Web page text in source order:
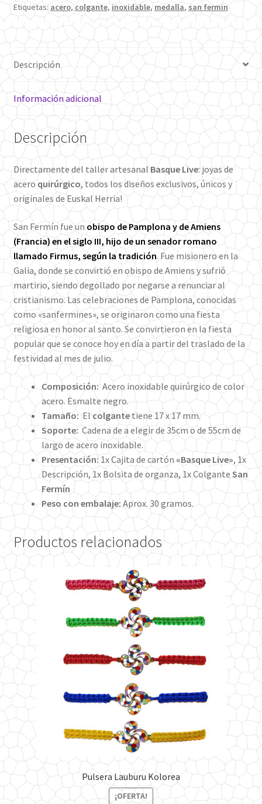
Etiquetas: acero,colgante, inoxidable, medalla, san fermin
Descripción
Información adicional
Descripción
Directamente del taller artesanal Basque Live: joyas de
acero quirúrgico, todos los diseños exclusivos, únicos y
originales de Euskal Herria!
San Fermín fue un obispo de Pamplona y de Amiens
(Francia) en el siglo III, hijo de un senador romano
llamado Firmus, según la tradición. Fue misionero en la
Galia, donde se convirtió en obispo de Amiens y sufrió
martirio, siendo degollado por negarse a renunciar al
cristianismo.Las celebraciones de Pamplona, conocidas
como «sanfermines», se originaron como una fiesta
religiosa en honor al santo. Se convirtieron en la fiesta
popular que se conoce hoy en día a partir del traslado de la
festividad al mes de julio.
Composición:Acero inoxidable quirúrgico de color
acero. Esmalte negro.
Tamaño: El colgantetiene 17 x 17 mm.
Soporte:Cadena de a elegir de 35cm o de 55cm de
largo de acero inoxidable.
Presentación: 1x Cajita de cartón «Basque Live», 1x
Descripción, 1x Bolsita de organza, 1x Colgante San
Fermín
Peso con embalaje: Aprox. 30 gramos.
Productos relacionados
Pulsera Lauburu Kolorea
¡OFERTA!